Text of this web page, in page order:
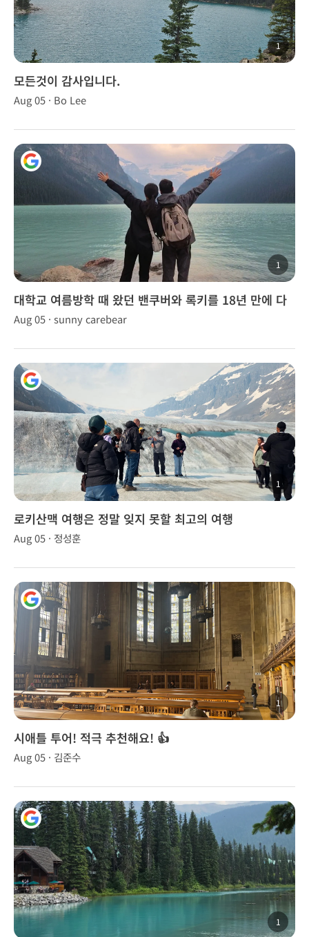
1
모든것이 감사입니다.
Aug 05 · Bo Lee
1
대학교 여름방학 때 왔던 밴쿠버와 록키를 18년 만에 다
시 찾았습니다!
Aug 05 · sunny carebear
1
로키산맥 여행은 정말 잊지 못할 최고의 여행
Aug 05 · 정성훈
1
시애틀 투어! 적극 추천해요! 👍
Aug 05 · 김준수
1